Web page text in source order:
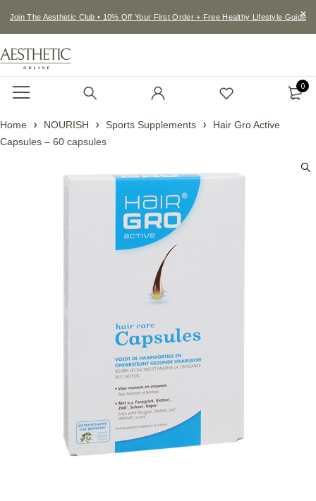
Join The Aesthetic Club • 10% Off Your First Order + Free Healthy Lifestyle Guide
0
Home NOURISH Sports Supplements
Hair Gro Active
Capsules – 60 capsules